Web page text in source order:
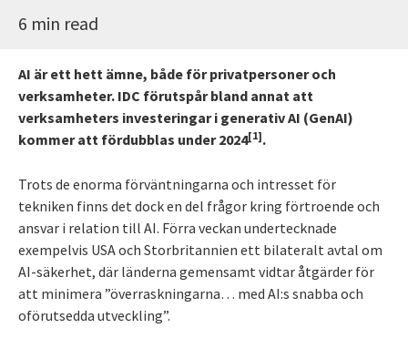
6 min read
AI är ett hett ämne, både för privatpersoner och
verksamheter. IDC förutspår bland annat att
verksamheters investeringar i generativ AI (GenAI)
kommer att fördubblas under 2024[1].
Trots de enorma förväntningarna och intresset för
tekniken finns det dock en del frågor kring förtroende och
ansvar i relation till AI. Förra veckan undertecknade
exempelvis USA och Storbritannien ett bilateralt avtal om
AI-säkerhet, där länderna gemensamt vidtar åtgärder för
att minimera ”överraskningarna… med AI:s snabba och
oförutsedda utveckling”.